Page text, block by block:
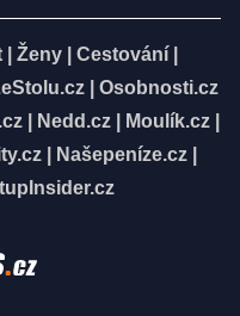
Ženy Cestování
Osobnosti.cz
| Nedd.cz| Moulík.cz|
Našepeníze.cz